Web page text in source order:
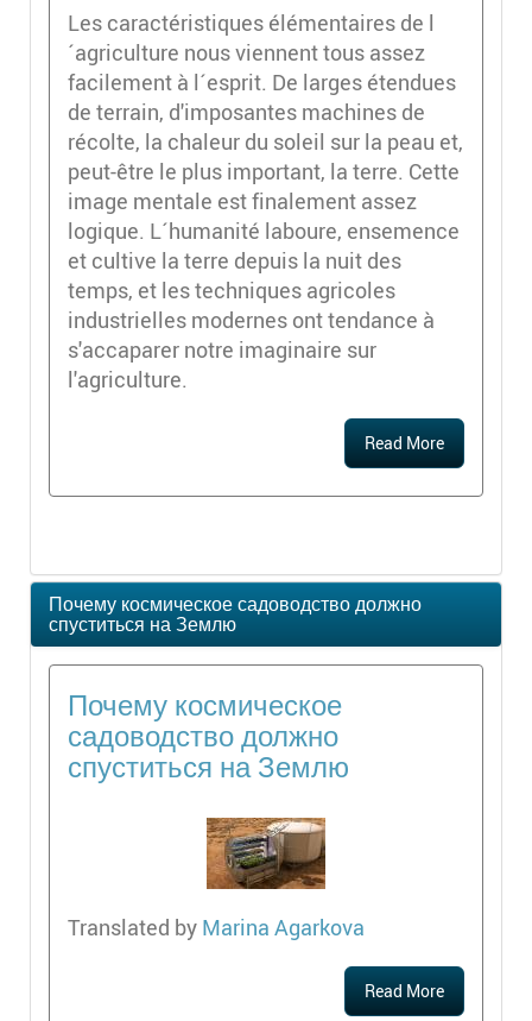
Les caractéristiques élémentaires de l
´agriculture nous viennent tous assez
facilement à l´esprit. De larges étendues
de terrain, d'imposantes machines de
récolte, la chaleur du soleil sur la peau et,
peut-être le plus important, la terre. Cette
image mentale est finalement assez
logique. L´humanité laboure, ensemence
et cultive la terre depuis la nuit des
temps, et les techniques agricoles
industrielles modernes ont tendance à
s'accaparer notre imaginaire sur
l'agriculture.
Read More
Почему космическое садоводство должно
спуститься на Землю
Почему космическое
садоводство должно
спуститься на Землю
Translated by Marina Agarkova
Read More